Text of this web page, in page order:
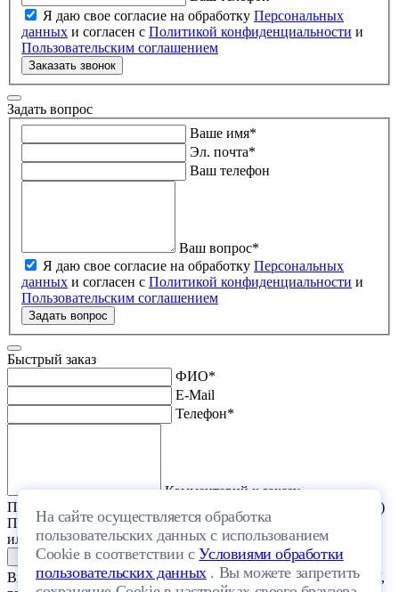
Я даю свое согласие на обработку Персональных
данных и согласен с Политикой конфиденциальности и
Пользовательским соглашением
Заказать звонок
Задать вопрос
Ваше имя*
Эл. почта*
Ваш телефон
Ваш вопрос*
Я даю свое согласие на обработку Персональных
данных и согласен с Политикой конфиденциальности и
Пользовательским соглашением
Задать вопрос
На сайте осуществляется обработка
пользовательских данных с использованием
Cookie в соответствии сУсловиями обработки
пользовательских данных. Вы можете запретить
Быстрый заказ
ФИО*
E-Mail
Телефон*
Комментарий к заказу
Прикрепить файл (проект дома или список стройматериалов)
Перетащите один или несколько файлов в эту область
или выберите файл на компьютере
Выберите файл с расширением (doc, docx, xls, xlsx, txt, rtf, pdf,